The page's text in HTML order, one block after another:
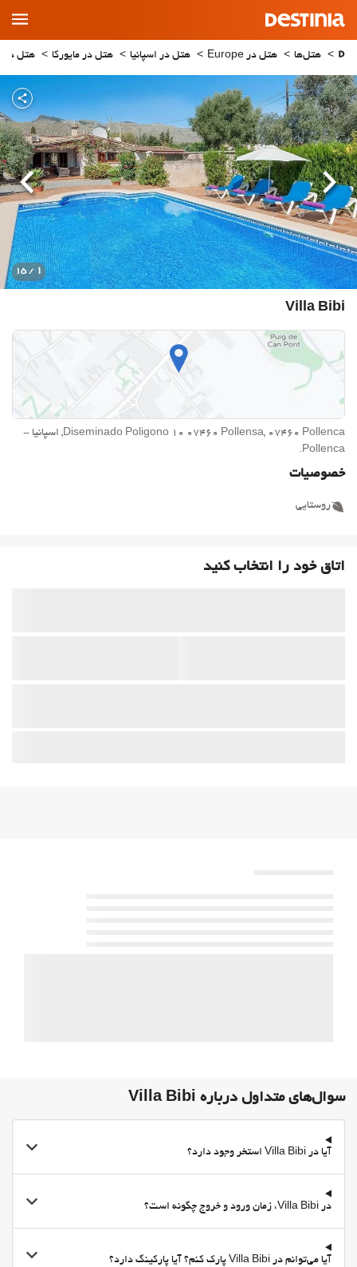
Main
Menu
هتل‌ها هتل در Europe هتل در اسپانیا هتل در مایورکا هتل در Pollenca
Villa Bibi
1
/ 15
قبلی بعدی
Diseminado Poligono 10 07460 Pollensa, 07460 Pollenca, اسپانیا -
Pollenca.
خصوصیات
روستایی
اتاق خود را انتخاب کنید
سوال‌های متداول درباره Villa Bibi
آیا در Villa Bibi استخر وجود دارد؟
در Villa Bibi، زمان ورود و خروج چگونه است؟
آیا می‌توانم در Villa Bibi پارک کنم؟ آیا پارکینگ دارد؟